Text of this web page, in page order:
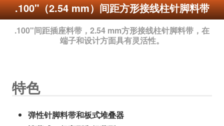
.100"（2.54 mm）间距方形接线柱针脚料带
.100"间距插座料带，2.54 mm方形接线柱针脚料带，在
端子和设计方面具有灵活性。
特色
弹性针脚料带和板式堆叠器